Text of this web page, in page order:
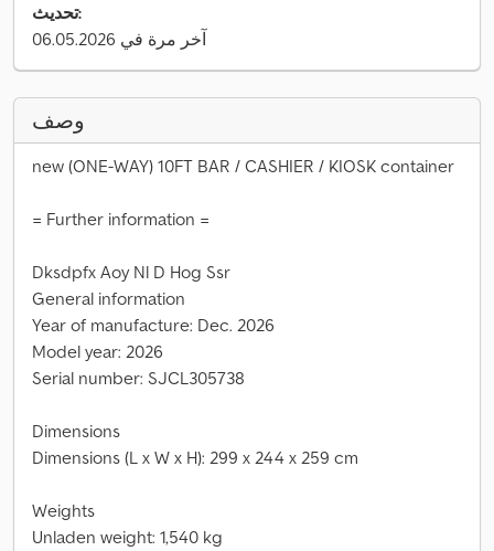
تحديث:
آخر مرة في 06.05.2026
وصف
new (ONE-WAY) 10FT BAR / CASHIER / KIOSK container
= Further information =
Dksdpfx Aoy Nl D Hog Ssr
General information
Year of manufacture: Dec. 2026
Model year: 2026
Serial number: SJCL305738
Dimensions
Dimensions (L x W x H): 299 x 244 x 259 cm
Weights
Unladen weight: 1,540 kg